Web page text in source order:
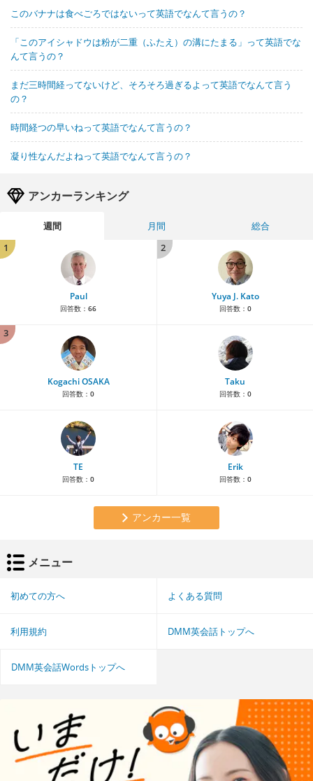
このバナナは食べごろではないって英語でなんて言うの？
「このアイシャドウは粉が二重（ふたえ）の溝にたまる」って英語でな
んて言うの？
まだ三時間経ってないけど、そろそろ過ぎるよって英語でなんて言う
の？
時間経つの早いねって英語でなんて言うの？
凝り性なんだよねって英語でなんて言うの？
アンカーランキング
週間 月間
総合
1
Paul
回答数： 66
2
Yuya J. Kato
回答数： 0
3
Kogachi OSAKA
回答数： 0
Taku
回答数： 0
TE
回答数： 0
Erik
回答数： 0
アンカー一覧
メニュー
初めての方へ よくある質問
利用規約 DMM英会話トップへ
DMM英会話Wordsトップへ